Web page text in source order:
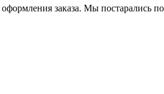
заказа. Мы постарались